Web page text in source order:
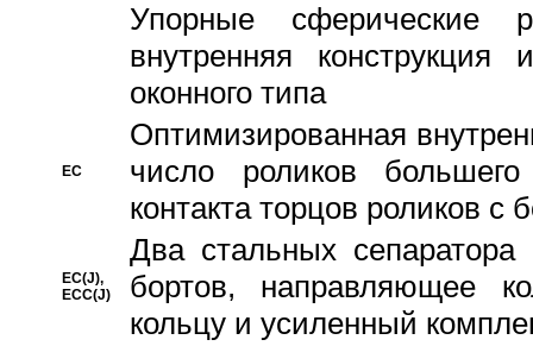
Упорные сферические
внутренняя
оконного типа
EC
Oптимизированная
число роликов
контакта торцов роликов с
EC(J),
ECC(J)
Два стальных сепаратора
бортов, направляющее
кольцу и усиленный